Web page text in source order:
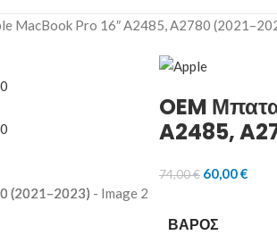
MacBook Pro 16″ A2485, A2780
OEM
A2485,
74,00€ 60,00€
ΒΆΡΟΣ